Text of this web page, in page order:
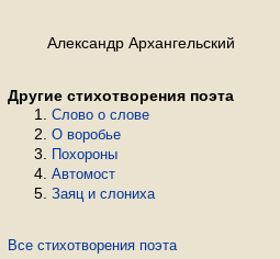
Александр Архангельский
Другие стихотворения поэта
Слово о слове
О воробье
Похороны
Автомост
Заяц и слониха
Все стихотворения поэта